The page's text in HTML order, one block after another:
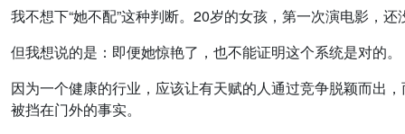
我不想下“她不配”这种判断。20岁的女孩，第一次演电影，
但我想说的是：即便她惊艳了，也不能证明这个系统是对的。
因为一个健康的行业，应该让有天赋的人通过竞争脱颖而出
被挡在门外的事实。